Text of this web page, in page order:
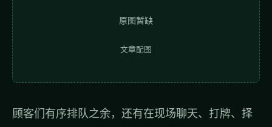
原图暂缺
文章配图
顾客们有序排队之余，还有在现场聊天、打牌、择